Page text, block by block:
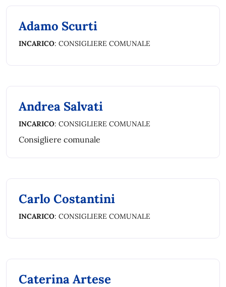
Adamo Scurti
INCARICO: CONSIGLIERE COMUNALE
Andrea Salvati
INCARICO: CONSIGLIERE COMUNALE
Consigliere comunale
Carlo Costantini
INCARICO: CONSIGLIERE COMUNALE
Caterina Artese